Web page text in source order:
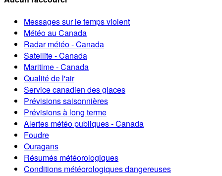
Messages sur le temps violent
Météo au Canada
Radar météo - Canada
Satellite - Canada
Maritime - Canada
Qualité de l'air
Service canadien des glaces
Prévisions saisonnières
Prévisions à long terme
Alertes météo publiques - Canada
Foudre
Ouragans
Résumés météorologiques
Conditions météorologiques dangereuses